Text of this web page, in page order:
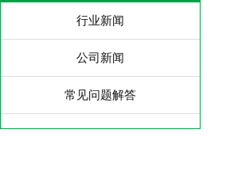
行业新闻
公司新闻
常见问题解答